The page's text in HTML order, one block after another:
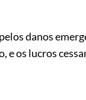
danos
os lucros